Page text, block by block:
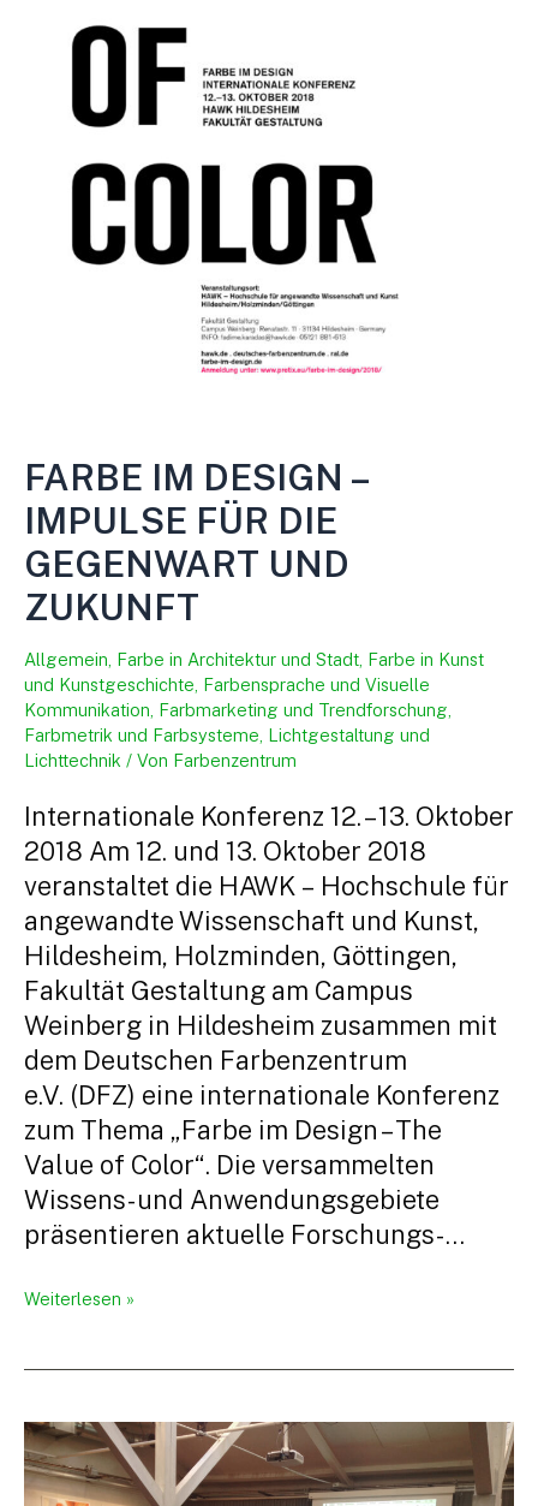
FARBE IM DESIGN –
IMPULSE FÜR DIE
GEGENWART UND
ZUKUNFT
Allgemein Farbe in Architektur und Stadt Farbe in Kunst
und Kunstgeschichte Farbensprache und Visuelle
Kommunikation Farbmarketing und Trendforschung
Farbmetrik und Farbsysteme Lichtgestaltung und
Lichttechnik / Von Farbenzentrum
Internationale Konferenz 12. – 13. Oktober
2018 Am 12. und 13. Oktober 2018
veranstaltet die HAWK – Hochschule für
angewandte Wissenschaft und Kunst,
Hildesheim, Holzminden, Göttingen,
Fakultät Gestaltung am Campus
Weinberg in Hildesheim zusammen mit
dem Deutschen Farbenzentrum
e.V. (DFZ) eine internationale Konferenz
zum Thema „Farbe im Design – The
Value of Color“. Die versammelten
Wissens- und Anwendungsgebiete
präsentieren aktuelle Forschungs- …
Farbe
Design
Impulse
für
Weiterlesen »